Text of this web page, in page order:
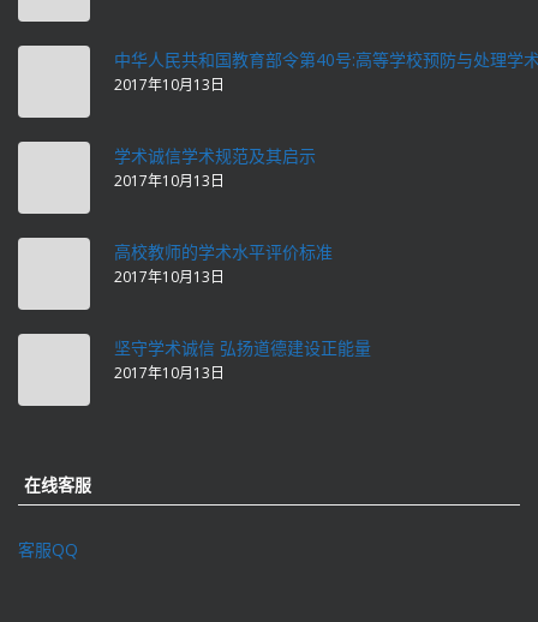
中华人民共和国教育部令第40号:高等学校预防与处理学
2017年10月13日
学术诚信学术规范及其启示
2017年10月13日
高校教师的学术水平评价标准
2017年10月13日
坚守学术诚信 弘扬道德建设正能量
2017年10月13日
在线客服
客服QQ